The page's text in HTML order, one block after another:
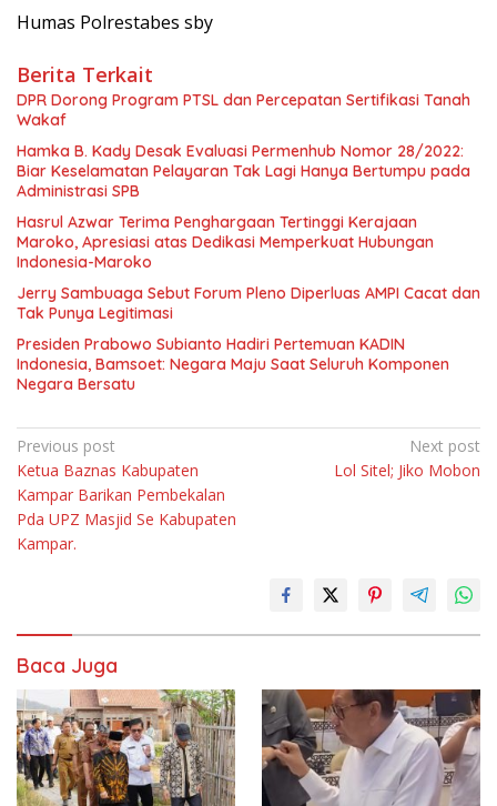
Humas Polrestabes sby
Berita Terkait
DPR Dorong Program PTSL dan Percepatan Sertifikasi Tanah
Wakaf
Hamka B. Kady Desak Evaluasi Permenhub Nomor 28/2022:
Biar Keselamatan Pelayaran Tak Lagi Hanya Bertumpu pada
Administrasi SPB
Hasrul Azwar Terima Penghargaan Tertinggi Kerajaan
Maroko, Apresiasi atas Dedikasi Memperkuat Hubungan
Indonesia-Maroko
Jerry Sambuaga Sebut Forum Pleno Diperluas AMPI Cacat dan
Tak Punya Legitimasi
Presiden Prabowo Subianto Hadiri Pertemuan KADIN
Indonesia, Bamsoet: Negara Maju Saat Seluruh Komponen
Negara Bersatu
Navigasi
pos
Previous post
Ketua Baznas Kabupaten
Kampar Barikan Pembekalan
Pda UPZ Masjid Se Kabupaten
Kampar.
Next post
Lol Sitel; Jiko Mobon
Baca Juga